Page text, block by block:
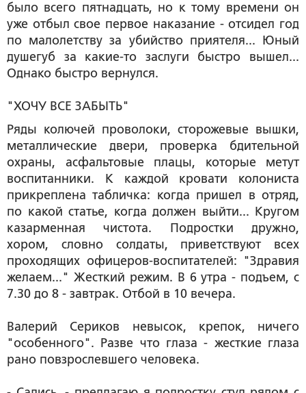
было всего пятнадцать, но к тому времени он
уже отбыл свое первое наказание - отсидел год
по малолетству за убийство приятеля... Юный
душегуб за какие-то заслуги быстро вышел...
Однако быстро вернулся.
"ХОЧУ ВСЕ ЗАБЫТЬ"
Ряды колючей проволоки, сторожевые вышки,
металлические двери, проверка бдительной
охраны, асфальтовые плацы, которые метут
воспитанники. К каждой кровати колониста
прикреплена табличка: когда пришел в отряд,
по какой статье, когда должен выйти... Кругом
казарменная чистота. Подростки дружно,
хором, словно солдаты, приветствуют всех
проходящих офицеров-воспитателей: "Здравия
желаем..." Жесткий режим. В 6 утра - подъем, с
7.30 до 8 - завтрак. Отбой в 10 вечера.
Валерий Сериков невысок, крепок, ничего
"особенного". Разве что глаза - жесткие глаза
рано повзрослевшего человека.